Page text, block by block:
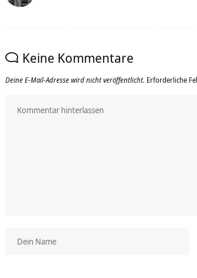
Keine Kommentare
Deine E-Mail-Adresse wird nicht veröffentlicht. Erforderliche